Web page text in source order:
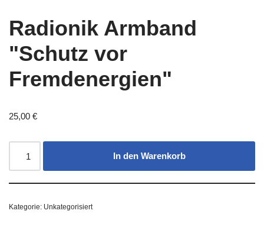
Radionik Armband
"Schutz vor
Fremdenergien"
25,00 €
In den Warenkorb
Kategorie: Unkategorisiert